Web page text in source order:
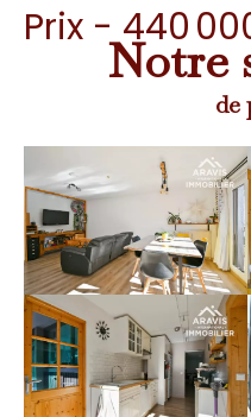
Prix - 440
Notre
de